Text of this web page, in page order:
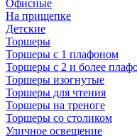
Офисные
На прищепке
Детские
Торшеры
Торшеры с 1 плафоном
Торшеры с 2 и более
Торшеры изогнутые
Торшеры для чтения
Торшеры на треноге
Торшеры со столиком
Уличное освещение